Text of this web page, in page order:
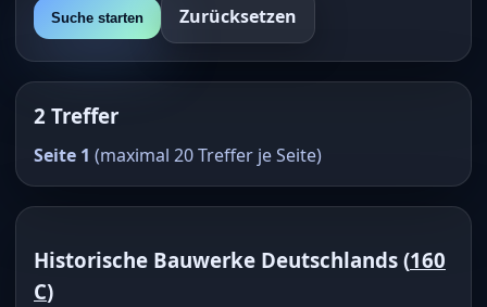
Suche starten Zurücksetzen
2 Treffer
Seite 1 (maximal 20 Treffer je Seite)
Historische Bauwerke Deutschlands (160
C)